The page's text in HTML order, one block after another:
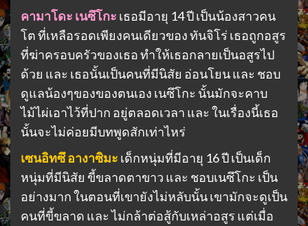
คามาโดะ เนซึโกะ เธอมีอายุ 14 ปี เป็นน้องสาวคน
โต ที่เหลือรอดเพียงคนเดียวของ ทันจิโร่ เธอถูกอสูร
ที่ฆ่าครอบครัวของเธอ ทำให้เธอกลายเป็นอสูรไป
ด้วย และ เธอนั้นเป็นคนที่มีนิสัย อ่อนโยน และ ชอบ
ดูแลน้องๆของของตนเอง เนซึโกะ นั้นมักจะคาบ
ไม้ไผ่เอาไว้ที่ปาก อยู่ตลอดเวลา และ ในเรื่องนี้เธอ
นั้นจะไม่ค่อยมีบทพูดสักเท่าไหร่
เซนอิทซึ อางาซิมะ เด็กหนุ่มที่มีอายุ 16 ปี เป็นเด็ก
หนุ่มที่มีนิสัย ขี้ขลาดตาขาว และ ชอบเนซึโกะ เป็น
อย่างมาก ในตอนที่เขายังไม่หลับนั้น เขามักจะดูเป็น
คนที่ขี้ขลาด และ ไม่กล้าต่อสู้กับเหล่าอสูร แต่เมื่อ